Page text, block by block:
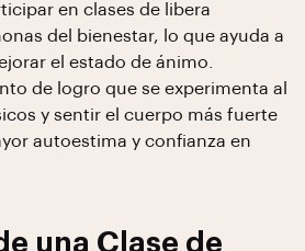
en clases de libera
del bienestar, lo que ayuda a
el estado de ánimo.
de logro que se experimenta al
y sentir el cuerpo más fuerte
autoestima y confianza en
una Clase de